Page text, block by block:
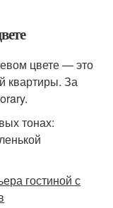
цвете — это
квартиры. За
гостиной с